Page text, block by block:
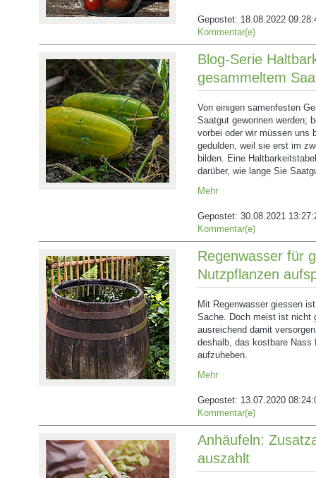
Gepostet: 18.08.2022
Kommentar(e)
Blog-Serie
gesammeltem
Von einigen samenfesten
Saatgut gewonnen werden;
vorbei oder wir müssen uns
gedulden, weil sie erst im
bilden. Eine
darüber, wie lange Sie
Mehr
Gepostet: 30.08.2021
Kommentar(e)
Regenwasser für
Nutzpflanzen
Mit Regenwasser giessen
Sache. Doch meist ist nicht
ausreichend damit
deshalb, das kostbare
aufzuheben.
Mehr
Gepostet: 13.07.2020
Kommentar(e)
Anhäufeln:
auszahlt